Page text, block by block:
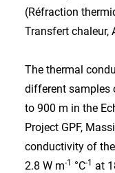
(Réfraction
Transfert chaleur,
The thermal
different samples
to 900 m in the
Project GPF,
conductivity of
2.8 W m-1 °C-1
at